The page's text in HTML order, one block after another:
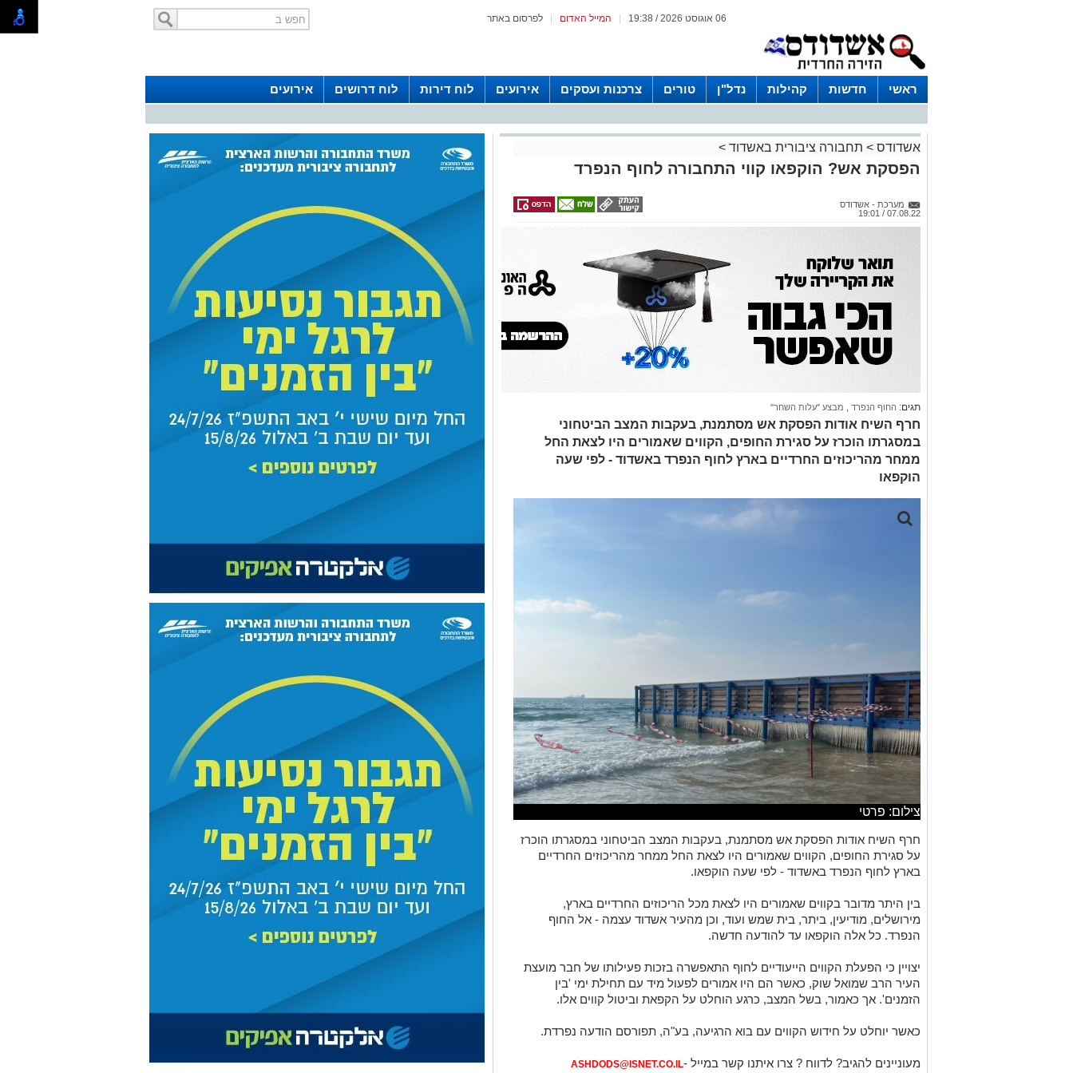
לפרסום באתר המייל האדום 06 אוגוסט 2026 / 19:38
ראשי חדשות קהילות נדל"ן טורים צרכנות ועסקים אירועים לוח דירות לוח דרושים אירועים
אשדודס > תחבורה ציבורית באשדוד >
הפסקת אש? הוקפאו קווי התחבורה לחוף הנפרד
מערכת - אשדודס
07.08.22 / 19:01
תגים: החוף הנפרד מבצע "עלות השחר"
חרף השיח אודות הפסקת אש מסתמנת, בעקבות המצב הביטחוני
במסגרתו הוכרז על סגירת החופים, הקווים שאמורים היו לצאת החל
ממחר מהריכוזים החרדיים בארץ לחוף הנפרד באשדוד - לפי שעה
הוקפאו
צילום: פרטי
חרף השיח אודות הפסקת אש מסתמנת, בעקבות המצב הביטחוני במסגרתו הוכרז
על סגירת החופים, הקווים שאמורים היו לצאת החל ממחר מהריכוזים החרדיים
בארץ לחוף הנפרד באשדוד - לפי שעה הוקפאו.
בין היתר מדובר בקווים שאמורים היו לצאת מכל הריכוזים החרדיים בארץ,
מירושלים, מודיעין, ביתר, בית שמש ועוד, וכן מהעיר אשדוד עצמה - אל החוף
הנפרד. כל אלה הוקפאו עד להודעה חדשה.
יצויין כי הפעלת הקווים הייעודיים לחוף התאפשרה בזכות פעילותו של חבר מועצת
העיר הרב שמואל שוק, כאשר הם היו אמורים לפעול מיד עם תחילת ימי 'בין
הזמנים'. אך כאמור, בשל המצב, כרגע הוחלט על הקפאת וביטול קווים אלו.
כאשר יוחלט על חידוש הקווים עם בוא הרגיעה, בע"ה, תפורסם הודעה נפרדת.
מעוניינים להגיב? לדווח ? צרו איתנו קשר במייל -ASHDODS@ISNET.CO.IL